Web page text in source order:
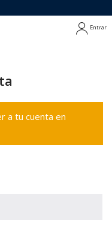
Entrar
a tu cuenta en